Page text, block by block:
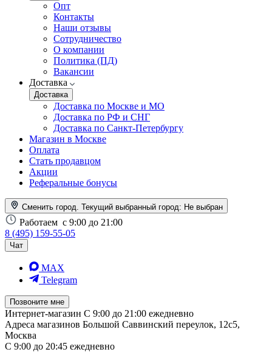
Опт
Контакты
Наши отзывы
Сотрудничество
О компании
Политика (ПД)
Вакансии
Доставка
Доставка
Доставка по Москве и МО
Доставка по РФ и СНГ
Доставка по Санкт-Петербургу
Магазин в Москве
Оплата
Стать продавцом
Акции
Реферальные бонусы
Сменить город. Текущий выбранный город: Не выбран
Работаем с 9:00 до 21:00
8 (495) 159-55-05
Чат
MAX
Telegram
Позвоните мне
Интернет-магазин С 9:00 до 21:00 ежедневно
Адреса магазинов Большой Саввинский переулок, 12с5,
Москва
С 9:00 до 20:45 ежедневно